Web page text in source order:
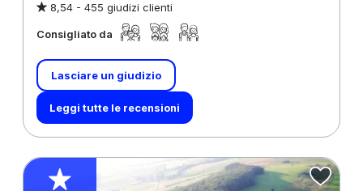
8,54 - 455 giudizi clienti
Consigliato da
Lasciare un giudizio
Leggi tutte le recensioni